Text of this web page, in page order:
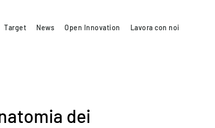
Target News Open Innovation Lavora con noi
dei